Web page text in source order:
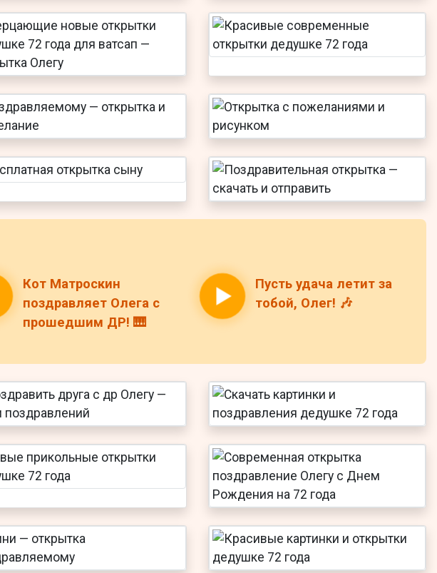
Кот Матроскин
поздравляет Олега с
прошедшим ДР! 🎹
Пусть удача летит за
тобой, Олег! 🎶